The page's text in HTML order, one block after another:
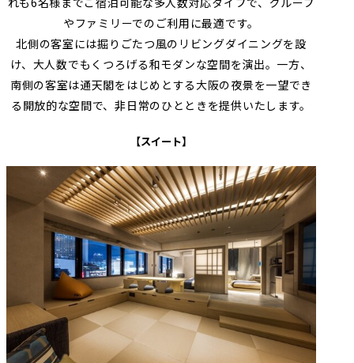
れも6名様までご宿泊可能な多人数対応タイプで、グループ
やファミリーでのご利用に最適です。
北側の客室には掘りごたつ風のリビングダイニングを設
け、大人数でもくつろげる和モダンな空間を演出。一方、
南側の客室は通天閣をはじめとする大阪の夜景を一望でき
る開放的な空間で、非日常のひとときを提供いたします。
【スイート】